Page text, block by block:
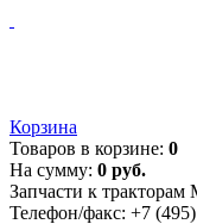
Корзина
Товаров в корзине: 0
На сумму: 0 руб.
Запчасти к
Телефон/факс: +7